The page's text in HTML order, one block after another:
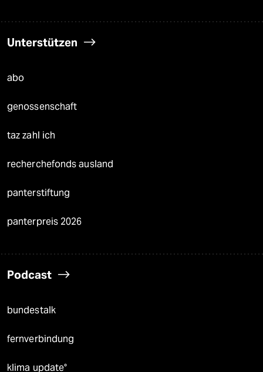
Unterstützen
abo
genossenschaft
taz zahl ich
recherchefonds ausland
panterstiftung
panterpreis 2026
Podcast
bundestalk
fernverbindung
klima update°